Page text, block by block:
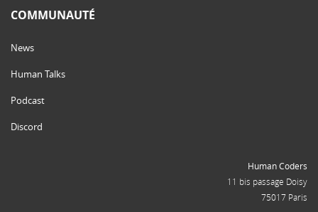
COMMUNAUTÉ
News
Human Talks
Podcast
Discord
Human Coders
11 bis passage Doisy
75017 Paris